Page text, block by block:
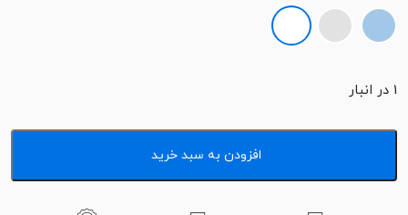
1 در انبار
افزودن به سبد خرید